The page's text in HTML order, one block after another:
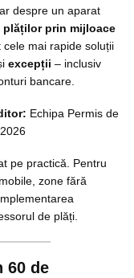
despre un aparat
plăților prin mijloace
cele mai rapide soluții
excepții – inclusiv
bancare.
Echipa Permis de
pe practică. Pentru
zone fără
de plăți.
60 de